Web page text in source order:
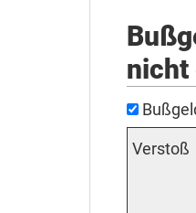
nicht
Verstoß